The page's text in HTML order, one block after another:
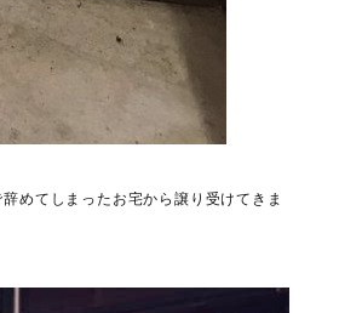
めてしまったお宅から譲り受けてきま